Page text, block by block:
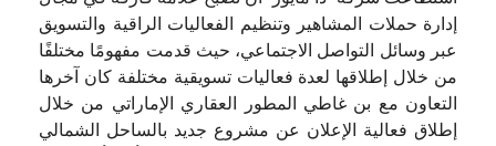
إدارة حملات المشاهير وتنظيم الفعاليات الراقية والتسويق
عبر وسائل التواصل الاجتماعي، حيث قدمت مفهومًا مختلفًا
من خلال إطلاقها لعدة فعاليات تسويقية مختلفة كان آخرها
التعاون مع بن غاطي المطور العقاري الإماراتي من خلال
إطلاق فعالية الإعلان عن مشروع جديد بالساحل الشمالي